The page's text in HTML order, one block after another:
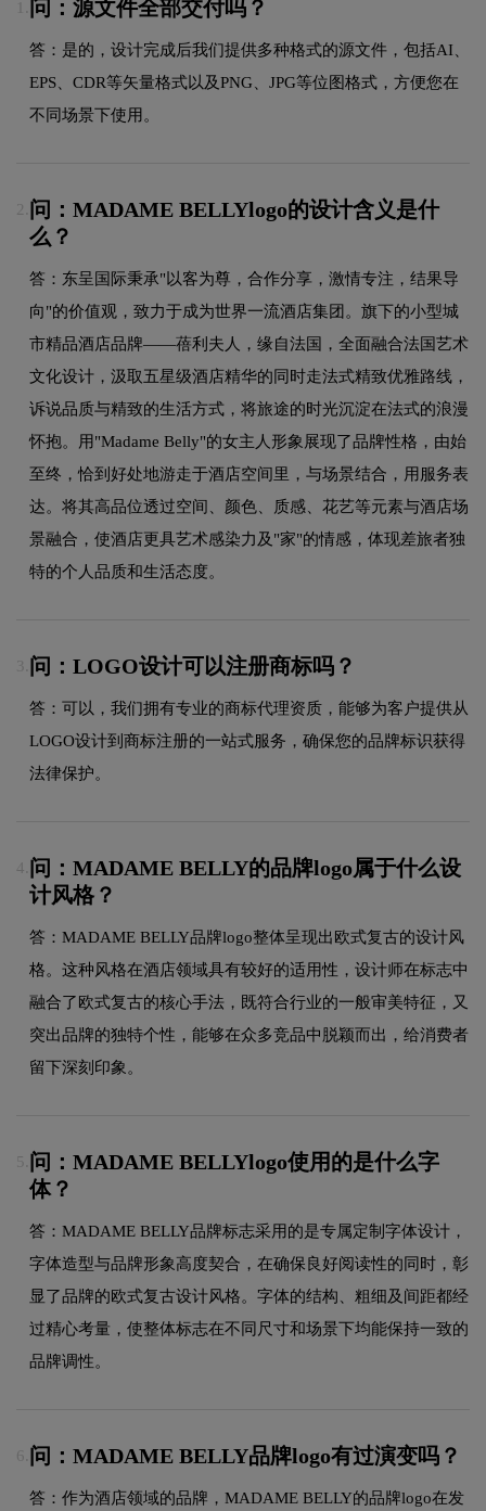
问：源文件全部交付吗？
答：是的，设计完成后我们提供多种格式的源文件，包括AI、
EPS、CDR等矢量格式以及PNG、JPG等位图格式，方便您在
不同场景下使用。
2. 问：MADAME BELLYlogo的设计含义是什
么？
答：东呈国际秉承"以客为尊，合作分享，激情专注，结果导
向"的价值观，致力于成为世界一流酒店集团。旗下的小型城
市精品酒店品牌——蓓利夫人，缘自法国，全面融合法国艺术
文化设计，汲取五星级酒店精华的同时走法式精致优雅路线，
诉说品质与精致的生活方式，将旅途的时光沉淀在法式的浪漫
怀抱。用"Madame Belly"的女主人形象展现了品牌性格，由始
至终，恰到好处地游走于酒店空间里，与场景结合，用服务表
达。将其高品位透过空间、颜色、质感、花艺等元素与酒店场
景融合，使酒店更具艺术感染力及"家"的情感，体现差旅者独
特的个人品质和生活态度。
3. 问：LOGO设计可以注册商标吗？
答：可以，我们拥有专业的商标代理资质，能够为客户提供从
LOGO设计到商标注册的一站式服务，确保您的品牌标识获得
法律保护。
4. 问：MADAME BELLY的品牌logo属于什么设
计风格？
答：MADAME BELLY品牌logo整体呈现出欧式复古的设计风
格。这种风格在酒店领域具有较好的适用性，设计师在标志中
融合了欧式复古的核心手法，既符合行业的一般审美特征，又
突出品牌的独特个性，能够在众多竞品中脱颖而出，给消费者
留下深刻印象。
5. 问：MADAME BELLYlogo使用的是什么字
体？
答：MADAME BELLY品牌标志采用的是专属定制字体设计，
字体造型与品牌形象高度契合，在确保良好阅读性的同时，彰
显了品牌的欧式复古设计风格。字体的结构、粗细及间距都经
过精心考量，使整体标志在不同尺寸和场景下均能保持一致的
品牌调性。
6. 问：MADAME BELLY品牌logo有过演变吗？
答：作为酒店领域的品牌，MADAME BELLY的品牌logo在发